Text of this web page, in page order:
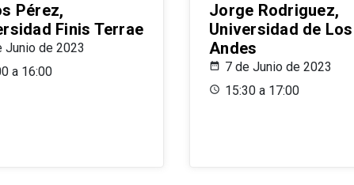
Pérez,
Finis Terrae
Junio de 2023
a 16:00
Jorge Rodriguez,
Universidad de Los
Andes
7 de Junio de 2023
15:30 a 17:00